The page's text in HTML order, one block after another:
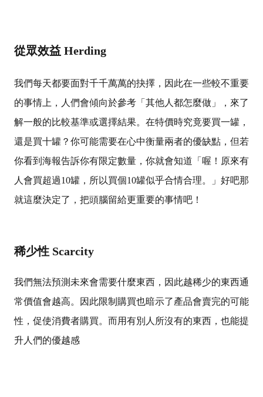
從眾效益 Herding
我們每天都要面對千千萬萬的抉擇，因此在一些較不重要
的事情上，人們會傾向於參考「其他人都怎麼做」，來了
解一般的比較基準或選擇結果。在特價時究竟要買一罐，
還是買十罐？你可能需要在心中衡量兩者的優缺點，但若
你看到海報告訴你有限定數量，你就會知道「喔！原來有
人會買超過10罐，所以買個10罐似乎合情合理。」好吧那
就這麼決定了，把頭腦留給更重要的事情吧！
稀少性 Scarcity
我們無法預測未來會需要什麼東西，因此越稀少的東西通
常價值會越高。因此限制購買也暗示了產品會賣完的可能
性，促使消費者購買。而用有別人所沒有的東西，也能提
升人們的優越感